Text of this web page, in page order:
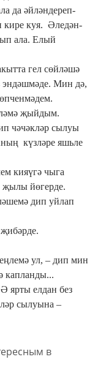
да әйләндереп-
кире куя. Әледән-
ала. Елый
гел сөйләшә
эндәшмәде. Мин дә,
җыйдым.
чәчәкләр сылуы
күзләре яшьле
кияүгә чыга
йөгерде.
дип уйлап
ул, – дип мин
капланды...
ярты елдан без
сылуына –
в